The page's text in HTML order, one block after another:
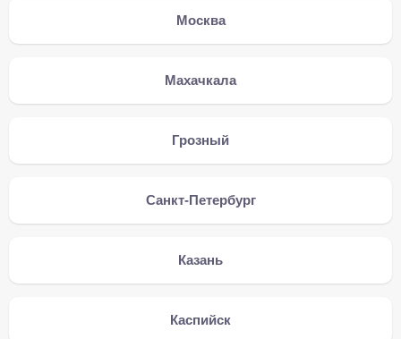
Москва
Махачкала
Грозный
Санкт-Петербург
Казань
Каспийск